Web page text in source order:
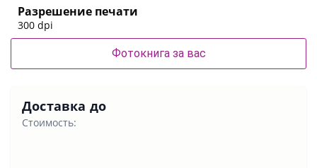
Разрешение печати
300 dpi
Фотокнига за вас
Доставка до
Стоимость: